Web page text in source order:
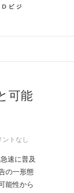
ビジ
可能
ントなし
の一形態
能性から